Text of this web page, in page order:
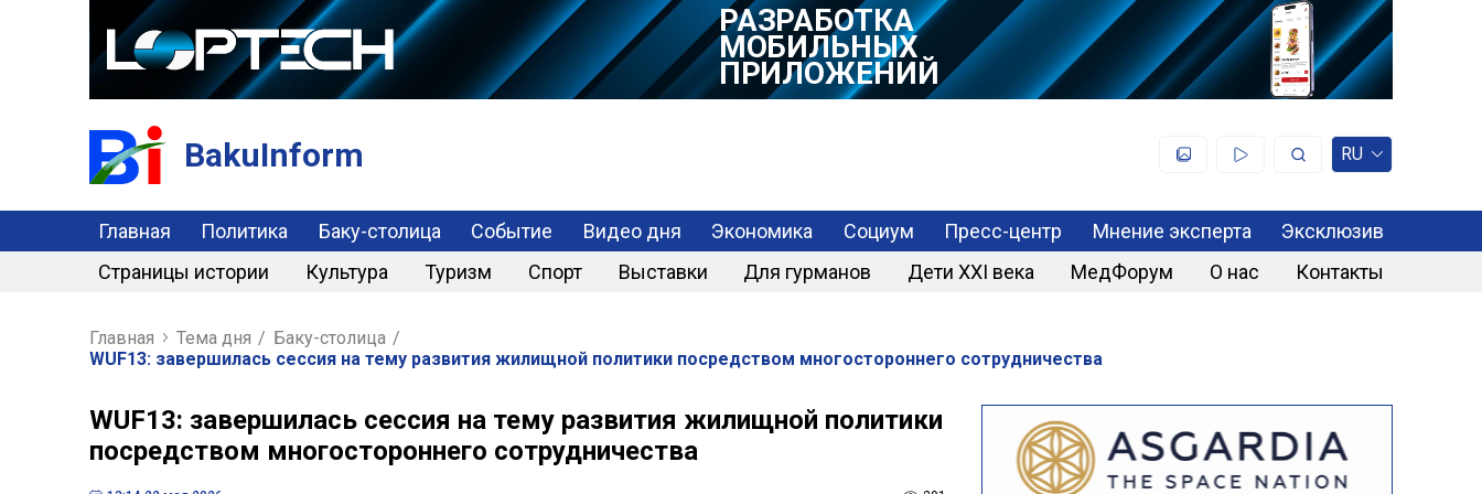
МОБИЛЬНЫХ
ПРИЛОЖЕНИЙ
BakuInform RU
Главная Политика Баку-столица Событие Видео дня Экономика Социум Пресс-центр Мнение эксперта
Эксклюзив
Страницы истории
Культура Туризм Спорт Выставки Для гурманов Дети XXI века МедФорум О нас Контакты
Главная Тема дня / Баку-столица /
WUF13: завершилась сессия на тему развития жилищной политики посредством многостороннего сотрудничества
WUF13: завершилась сессия на тему развития жилищной политики
посредством многостороннего сотрудничества